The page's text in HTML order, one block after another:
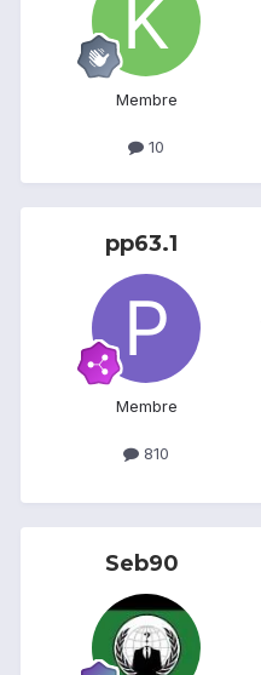
Membre
10
pp63.1
Membre
810
Seb90